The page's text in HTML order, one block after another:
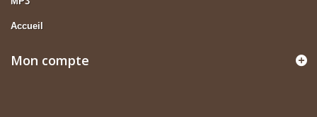
Accueil
Mon compte